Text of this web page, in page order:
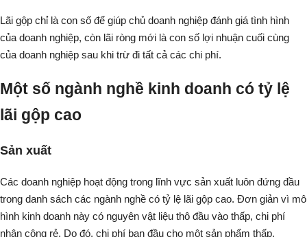
Lãi gộp chỉ là con số để giúp chủ doanh nghiệp đánh giá tình hình
của doanh nghiệp, còn lãi ròng mới là con số lợi nhuận cuối cùng
của doanh nghiệp sau khi trừ đi tất cả các chi phí.
Một số ngành nghề kinh doanh có tỷ lệ
lãi gộp cao
Sản xuất
Các doanh nghiệp hoạt động trong lĩnh vực sản xuất luôn đứng đầu
trong danh sách các ngành nghề có tỷ lệ lãi gộp cao. Đơn giản vì mô
hình kinh doanh này có nguyên vật liệu thô đầu vào thấp, chi phí
nhân công rẻ. Do đó, chi phí ban đầu cho một sản phẩm thấp.